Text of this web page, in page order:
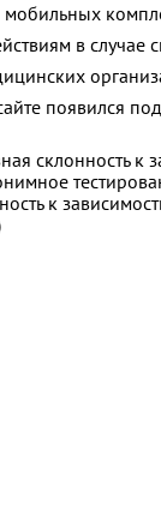
в случае
появился
склонность к
к